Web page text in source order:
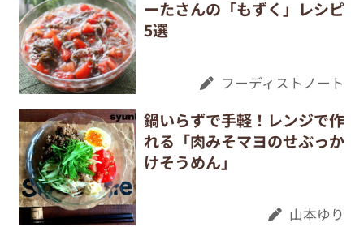
ーたさんの「もずく」レシピ
5選
フーディストノート
鍋いらずで手軽！レンジで作
れる「肉みそマヨのせぶっか
けそうめん」
山本ゆり